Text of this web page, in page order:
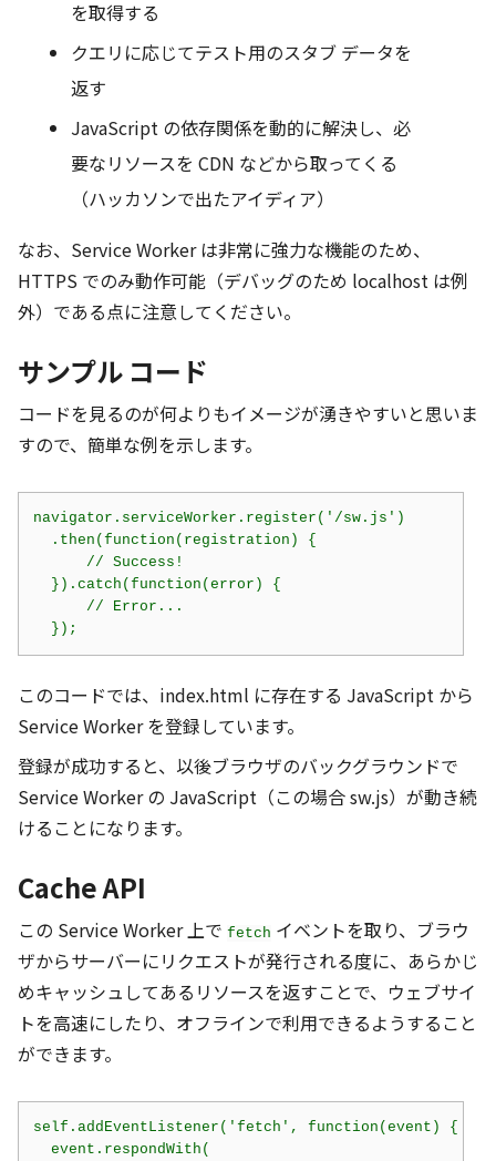
を取得する
クエリに応じてテスト用のスタブ データを
返す
JavaScript の依存関係を動的に解決し、必
要なリソースを CDN などから取ってくる
（ハッカソンで出たアイディア）
なお、Service Worker は非常に強力な機能のため、
HTTPS でのみ動作可能（デバッグのため localhost は例
外）である点に注意してください。
サンプル コード
コードを見るのが何よりもイメージが湧きやすいと思いま
すので、簡単な例を示します。
navigator.serviceWorker.register('/sw.js')
.then(function(registration) {
// Success!
}).catch(function(error) {
// Error...
このコードでは、index.html に存在する JavaScript から
Service Worker を登録しています。
登録が成功すると、以後ブラウザのバックグラウンドで
Service Worker の JavaScript（この場合 sw.js）が動き続
けることになります。
Cache API
この Service Worker 上で fetch イベントを取り、ブラウ
ザからサーバーにリクエストが発行される度に、あらかじ
めキャッシュしてあるリソースを返すことで、ウェブサイ
トを高速にしたり、オフラインで利用できるようすること
ができます。
self.addEventListener('fetch', function(event) {
event.respondWith(